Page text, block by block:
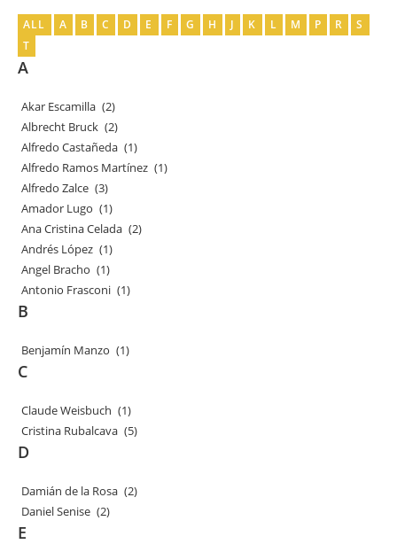
ALL A B C D E F G H J K L M P R
S
T
A
Akar Escamilla (2)
Albrecht Bruck (2)
Alfredo Castañeda (1)
Alfredo Ramos Martínez (1)
Alfredo Zalce (3)
Amador Lugo (1)
Ana Cristina Celada (2)
Andrés López (1)
Angel Bracho (1)
Antonio Frasconi (1)
B
Benjamín Manzo (1)
C
Claude Weisbuch (1)
Cristina Rubalcava (5)
D
Damián de la Rosa (2)
Daniel Senise (2)
E